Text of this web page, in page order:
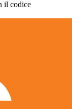
il codice